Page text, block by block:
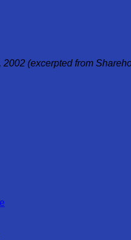
(excerpted from